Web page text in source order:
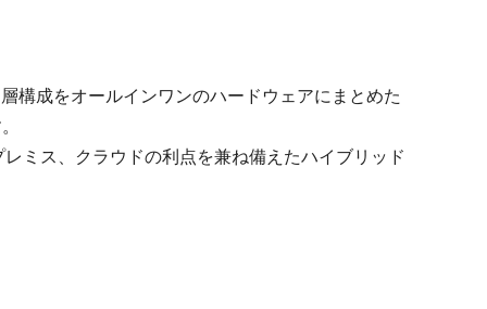
構成をオールインワンのハードウェアにまとめた
ミス、クラウドの利点を兼ね備えたハイブリッド